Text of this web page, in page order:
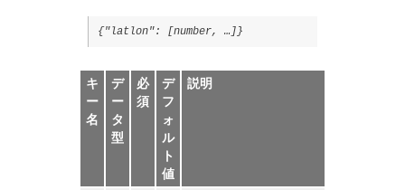
{"latlon": [number, …]}
キ
ー
名
デ
ー
タ
型
必
須
デ
フ
ォ
ル
ト
値
説明